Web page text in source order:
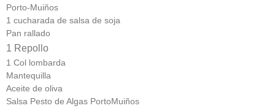
Porto-Muiños
1 cucharada de salsa de soja
Pan rallado
1 Repollo
1 Col lombarda
Mantequilla
Aceite de oliva
Salsa Pesto de Algas PortoMuiños